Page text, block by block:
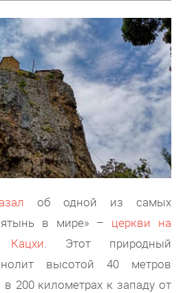
об одной из самых
в мире» – церкви на
. Этот природный
высотой 40 метров
200 километрах к западу от